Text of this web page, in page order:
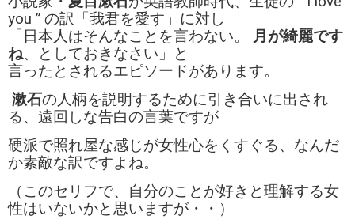
you ” の訳「我君を愛す」に対し
「日本人はそんなことを言わない。 月が綺麗です
ね、としておきなさい」と
言ったとされるエピソードがあります。
漱石の人柄を説明するために引き合いに出され
る、遠回しな告白の言葉ですが
硬派で照れ屋な感じが女性心をくすぐる、なんだ
か素敵な訳ですよね。
（このセリフで、自分のことが好きと理解する女
性はいないかと思いますが・・）